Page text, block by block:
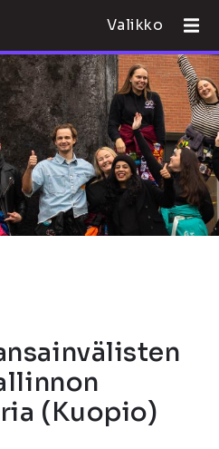
Valikko
(Kuopio)